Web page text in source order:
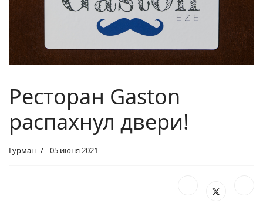
Ресторан Gaston
распахнул двери!
Гурман 05 июня 2021